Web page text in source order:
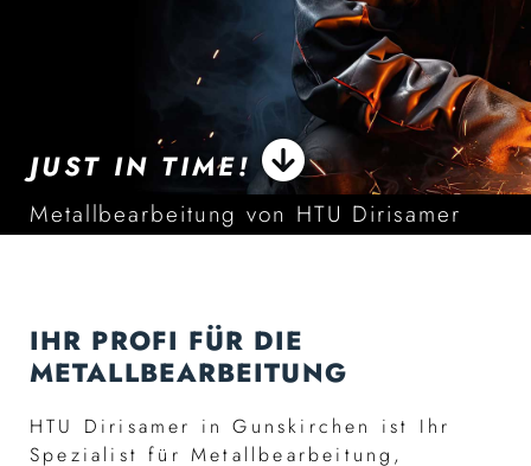
JUST IN TIME!
Metallbearbeitung von HTU Dirisamer
IHR PROFI FÜR DIE
METALLBEARBEITUNG
HTU Dirisamer in Gunskirchen ist Ihr
Spezialist für Metallbearbeitung,